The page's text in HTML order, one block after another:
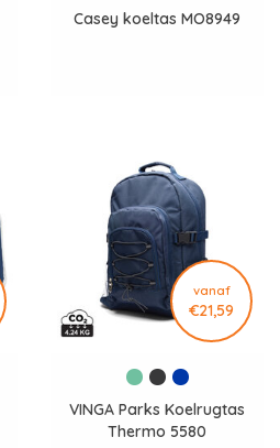
Casey koeltas MO8949
vanaf
€21,59
VINGA Parks Koelrugtas
Thermo 5580